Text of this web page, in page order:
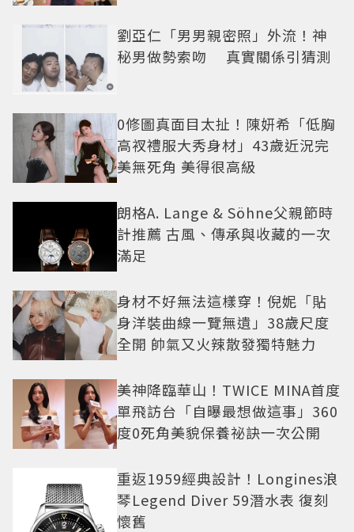
劉亞仁「男男親密照」外流！神
秘男做勢索吻 真實關係引猜測
0修圖真面目太扯！陳妍希「低胸
高衩禮服大秀身材」43歲近況完
美無死角 美得很高級
朗格A. Lange & Söhne父親節時
計推薦 古風、傳承與收藏的一次
滿足
身材不好無法這樣穿！倪妮「貼
身洋裝曲線一覽無遺」38歲尺度
全開 帥氣又火辣散發獨特魅力
美神降臨華山！TWICE MINA首度
單飛訪台「自曝最想做這事」360
度0死角美貌保養祕訣一次公開
重返1959經典設計！Longines浪
琴Legend Diver 59潛水表 復刻
懷舊